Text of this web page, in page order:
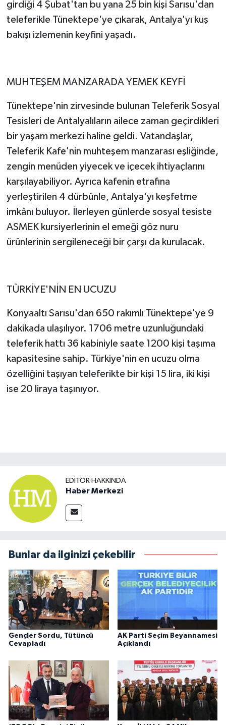
girdiği 4 Şubat'tan bu yana 25 bin kişi Sarısu'dan
teleferikle Tünektepe'ye çıkarak, Antalya'yı kuş
bakışı izlemenin keyfini yaşadı.
MUHTEŞEM MANZARADA YEMEK KEYFİ
Tünektepe'nin zirvesinde bulunan Teleferik Sosyal
Tesisleri de Antalyalıların ailece zaman geçirdikleri
bir yaşam merkezi haline geldi. Vatandaşlar,
Teleferik Kafe'nin muhteşem manzarası eşliğinde,
zengin menüden yiyecek ve içecek ihtiyaçlarını
karşılayabiliyor. Ayrıca kafenin etrafına
yerleştirilen 4 dürbünle, Antalya'yı keşfetme
imkânı buluyor. İlerleyen günlerde sosyal tesiste
ASMEK kursiyerlerinin el emeği göz nuru
ürünlerinin sergileneceği bir çarşı da kurulacak.
TÜRKİYE'NİN EN UCUZU
Konyaaltı Sarısu'dan 650 rakımlı Tünektepe'ye 9
dakikada ulaşılıyor. 1706 metre uzunluğundaki
teleferik hattı 36 kabiniyle saate 1200 kişi taşıma
kapasitesine sahip. Türkiye'nin en ucuzu olma
özelliğini taşıyan teleferikte bir kişi 15 lira, iki kişi
ise 20 liraya taşınıyor.
EDITÖR HAKKINDA
Haber Merkezi
Bunlar da ilginizi çekebilir
Gençler Sordu, Tütüncü
Cevapladı
AK Parti Seçim Beyannamesi
Açıklandı